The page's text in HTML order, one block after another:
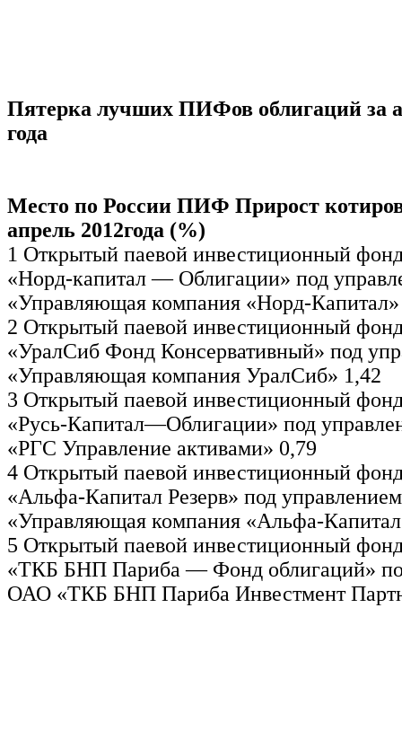
Пятерка лучших ПИФов облигаций за
года
Место по России ПИФ Прирост
апрель 2012года (%)
1 Открытый паевой инвестиционный
«Норд-капитал — Облигации» под
«Управляющая компания «Норд-
2 Открытый паевой инвестиционный
«УралСиб Фонд Консервативный» под
«Управляющая компания УралСиб» 1,42
3 Открытый паевой инвестиционный
«Русь-Капитал—Облигации» под
«РГС Управление активами» 0,79
4 Открытый паевой инвестиционный
«Альфа-Капитал Резерв» под
«Управляющая компания «Альфа-
5 Открытый паевой инвестиционный
«ТКБ БНП Париба — Фонд облигаций»
ОАО «ТКБ БНП Париба Инвестмент